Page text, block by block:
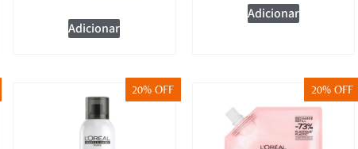
Adicionar
Adicionar
20% OFF 20% OFF